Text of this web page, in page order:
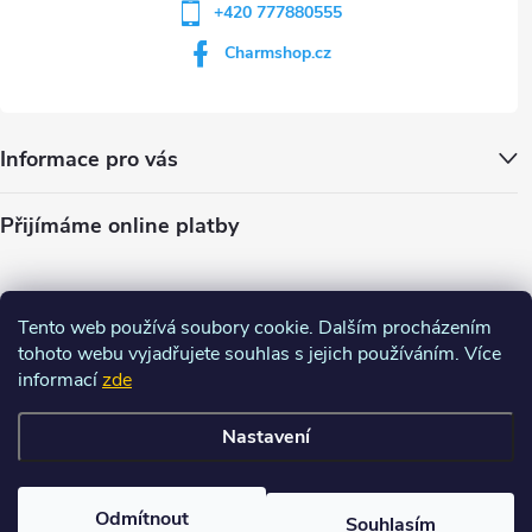
Tento web používá soubory cookie. Dalším procházením
tohoto webu vyjadřujete souhlas s jejich používáním. Více
informacízde
Nastavení
Odmítnout Souhlasím
+420 777880555
Charmshop.cz
Informace pro vás
Přijímáme online platby
nastavení cookies